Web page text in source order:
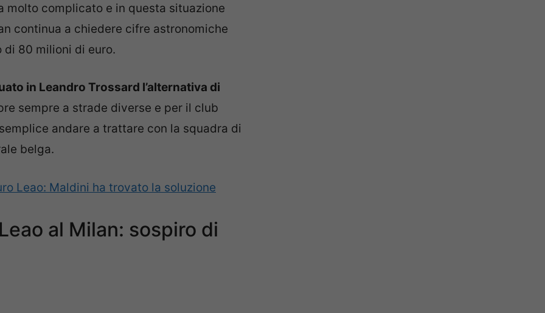
molto complicato e in questa situazione
continua a chiedere cifre astronomiche
di 80 milioni di euro.
in Leandro Trossard l’alternativa di
sempre a strade diverse e per il club
andare a trattare con la squadra di
belga.
Leao: Maldini ha trovato la soluzione
al Milan: sospiro di